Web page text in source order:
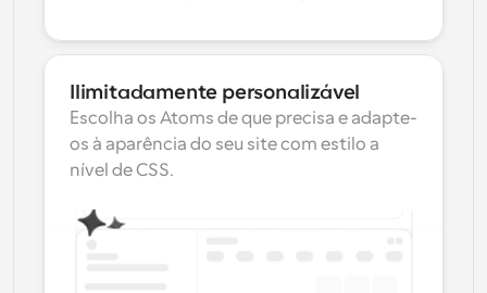
Ilimitadamente personalizável
Escolha os Atoms de que precisa e adapte-
os à aparência do seu site com estilo a
nível de CSS.